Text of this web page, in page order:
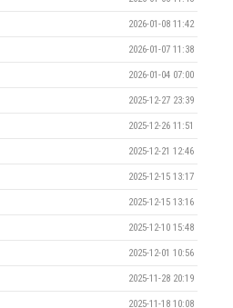
2026-01-08 11:42
2026-01-07 11:38
2026-01-04 07:00
2025-12-27 23:39
2025-12-26 11:51
2025-12-21 12:46
2025-12-15 13:17
2025-12-15 13:16
2025-12-10 15:48
2025-12-01 10:56
2025-11-28 20:19
2025-11-18 10:08